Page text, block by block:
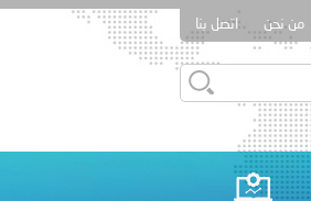
من نحن اتصل بنا
لرئيس مجلس الوزراء
نـجران